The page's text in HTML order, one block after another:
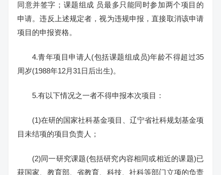
同意并签字；课题组成 员最多只能同时参加两个项目的
申请。违反上述规定者，视为违规申报，直接取消该申请
项目的申报资格。
4.青年项目申请人(包括课题组成员)年龄不得超过35
周岁(1988年12月31日后出生)。
5.有以下情况之一者不得申报本次项目：
(1)在研的国家社科基金项目、辽宁省社科规划基金项
目未结项的项目负责人；
(2)同一研究课题(包括研究内容相同或相近的课题)已
获国家、教育部、省教育、科技、社科等部门立项的负责